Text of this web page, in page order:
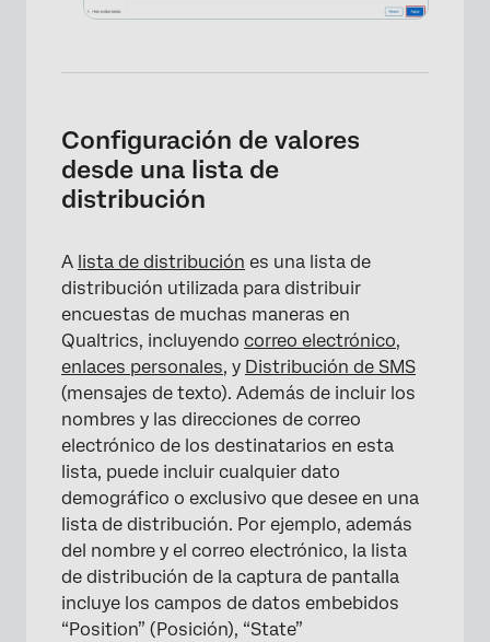
×
Configuración de valores
desde una lista de
distribución
A lista de distribución es una lista de
distribución utilizada para distribuir
encuestas de muchas maneras en
Qualtrics, incluyendo correo electrónico,
enlaces personales, y Distribución de SMS
(mensajes de texto). Además de incluir los
nombres y las direcciones de correo
electrónico de los destinatarios en esta
lista, puede incluir cualquier dato
demográfico o exclusivo que desee en una
lista de distribución. Por ejemplo, además
del nombre y el correo electrónico, la lista
de distribución de la captura de pantalla
incluye los campos de datos embebidos
“Position” (Posición), “State”